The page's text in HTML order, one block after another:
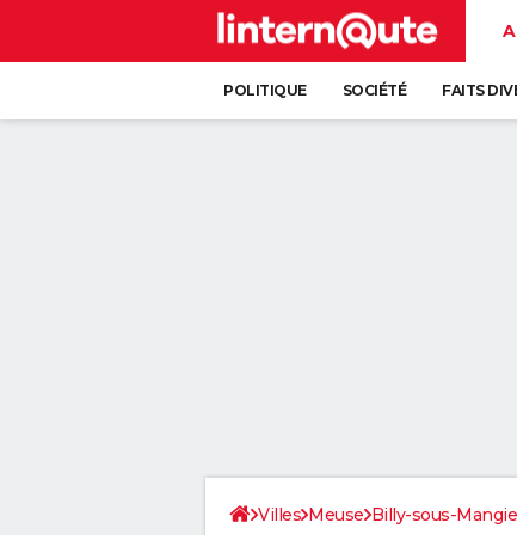
POLITIQUE SOCIÉTÉ FAITS
Villes Meuse Billy-sous-